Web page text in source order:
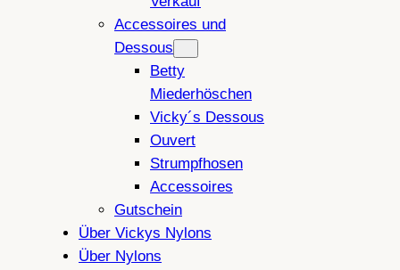
Accessoires und
Dessous
Betty
Miederhöschen
Vicky´s Dessous
Ouvert
Strumpfhosen
Accessoires
Gutschein
Über Vickys Nylons
Über Nylons